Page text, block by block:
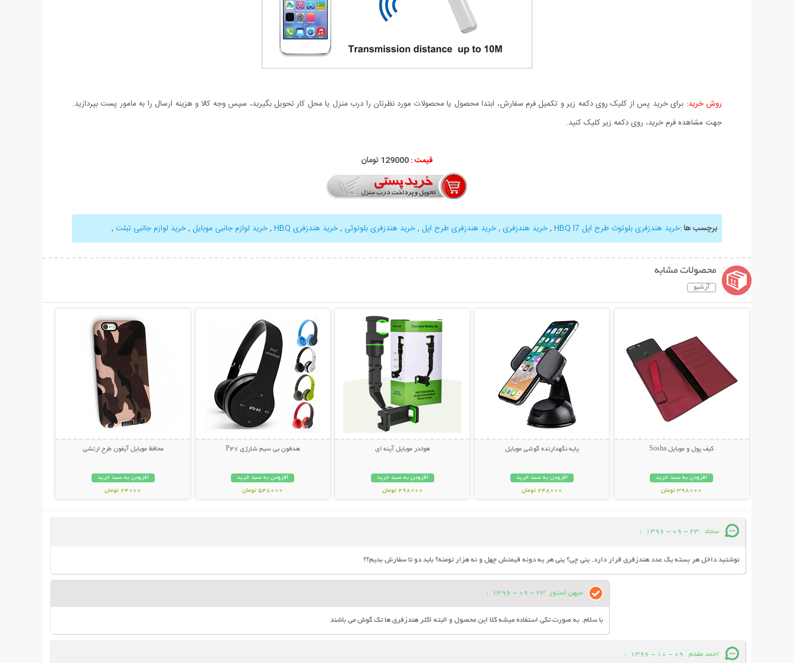
روش خرید: برای خرید پس از کلیک روی دکمه زیر و تکمیل فرم سفارش، ابتدا محصول یا محصولات مورد نظرتان را درب منزل یا محل کار تحویل بگیرید، سپس وجه کالا و هزینه ارسال را به مامور پست بپردازید.
جهت مشاهده فرم خرید، روی دکمه زیر کلیک کنید.
قیمت : 129000 تومان
برچسب ها:خرید هندزفری بلوتوث طرح اپل HBQ I7 ,خرید هندزفری ,خرید هندزفری طرح اپل ,خرید هندزفری بلوتوثی ,خرید هندزفری HBQ ,خرید لوازم جانبی موبایل ,خرید لوازم جانبی تبلت ,
محصولات مشابه
آرشیو
کیف پول و موبایل Sosha
افزودن به سبد خرید
398000 تومان
پایه نگهدارنده گوشی موبایل
افزودن به سبد خرید
248000 تومان
هولدر موبایل آینه ای
افزودن به سبد خرید
298000 تومان
هدفون بی سیم شارژی P47
افزودن به سبد خرید
548000 تومان
محافظ موبایل آیفون طرح ارتشی
افزودن به سبد خرید
24000 تومان
سجاد 23 - 09 - 1396
:
نوشتید داخل هر بسته یک عدد هندزفری قرار دارد. ینی چی؟ ینی هر یه دونه قیمتش چهل و نه هزار تومنه؟ باید دو تا سفارش بدیم؟؟
میهن استور 23 - 09 - 1396
:
با سلام. به صورت تکی استفاده میشه کلا این محصول و البته اکثر هندزفری ها تک گوش می باشند
احمد مقدم 09 - 10 - 1396
: